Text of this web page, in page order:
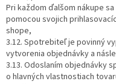
Pri každom ďalšom nákupe
pomocou svojich
shope,
3.12. Spotrebiteľ je povinný
vytvorenia objednávky a
3.13. Odoslaním objednávky
o hlavných vlastnostiach